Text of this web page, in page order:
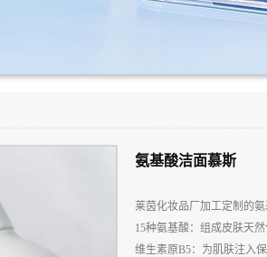
氨基酸洁面慕斯
莱茵化妆品厂加工定制的
15种氨基酸：组成皮肤天
维生素原B5：为肌肤注入